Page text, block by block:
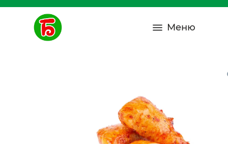
Меню